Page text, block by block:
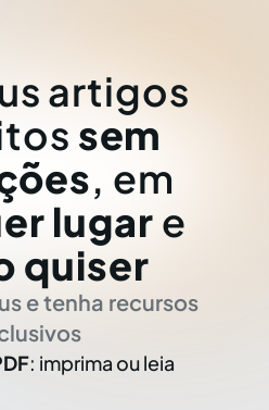
artigos
sem
, em
lugar e
quiser
e tenha recursos
: imprima ou leia